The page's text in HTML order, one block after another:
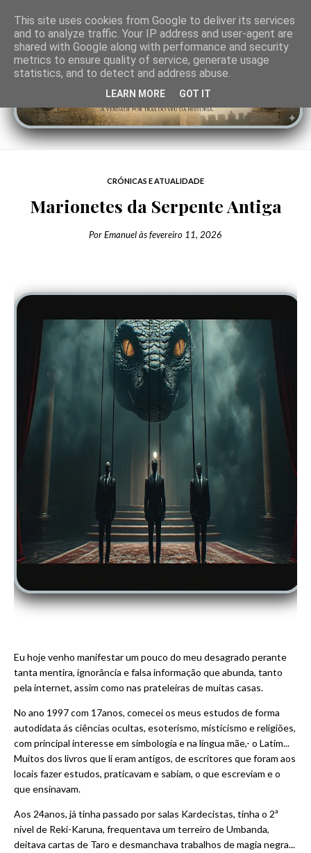
CRÓNICAS E ATUALIDADE
Marionetes da Serpente Antiga
PorEmanuelàsfevereiro 11, 2026
Eu hoje venho manifestar um pouco do meu desagrado perante
tanta mentira, ignorância e falsa informação que abunda, tanto
pela internet, assim como nas prateleiras de muitas casas.
No ano 1997 com 17anos, comecei os meus estudos de forma
autodidata ás ciências ocultas, esoterismo, misticismo e religiões,
com principal interesse em simbologia e na língua mãe,- o Latim...
Muitos dos livros que li eram antigos, de escritores que foram aos
locais fazer estudos, praticavam e sabiam, o que escreviam e o
que ensinavam.
Aos 24anos, já tinha passado por salas Kardecistas, tinha o 2ª
nivel de Reki-Karuna, frequentava um terreiro de Umbanda,
deitava cartas de Taro e desmanchava trabalhos de magia negra...
This site uses cookies from Google to deliver its services
and to analyze traffic. Your IP address and user-agent are
shared with Google along with performance and security
metrics to ensure quality of service, generate usage
statistics, and to detect and address abuse.
LEARN MORE GOT IT